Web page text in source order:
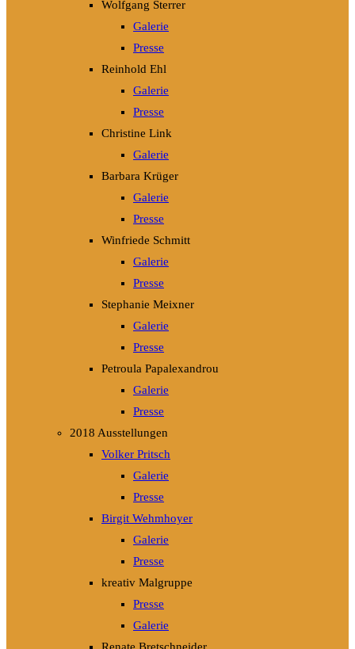
Wolfgang Sterrer
Galerie
Presse
Reinhold Ehl
Galerie
Presse
Christine Link
Galerie
Barbara Krüger
Galerie
Presse
Winfriede Schmitt
Galerie
Presse
Stephanie Meixner
Galerie
Presse
Petroula Papalexandrou
Galerie
Presse
2018 Ausstellungen
Volker Pritsch
Galerie
Presse
Birgit Wehmhoyer
Galerie
Presse
kreativ Malgruppe
Presse
Galerie